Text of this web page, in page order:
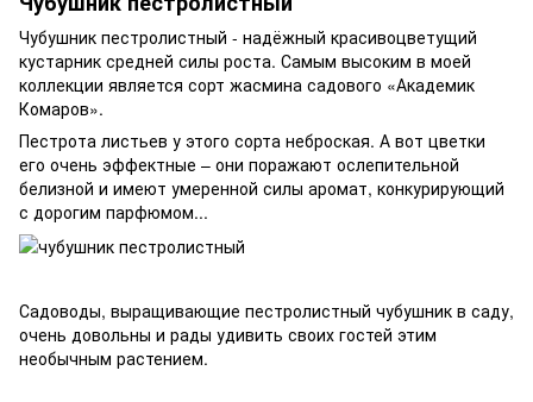
Чубушник пестролистный - надёжный красивоцветущий
кустарник средней силы роста. Самым высоким в моей
коллекции является сорт жасмина садового «Академик
Комаров».
Пестрота листьев у этого сорта неброская. А вот цветки
его очень эффектные – они поражают ослепительной
белизной и имеют умеренной силы аромат, конкурирующий
с дорогим парфюмом...
Садоводы, выращивающие пестролистный чубушник в саду,
очень довольны и рады удивить своих гостей этим
необычным растением.